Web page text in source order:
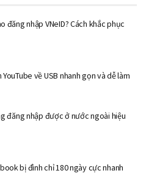
đăng nhập VNeID? Cách khắc phục
về USB nhanh gọn và dễ làm
đăng nhập được ở nước ngoài hiệu
bị đình chỉ 180 ngày cực nhanh